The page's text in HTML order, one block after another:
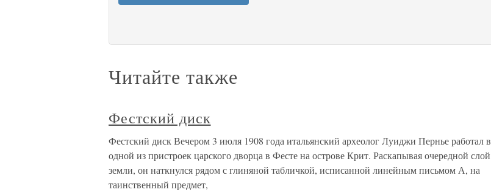
Читайте также
Фестский диск
Фестский диск Вечером 3 июля 1908 года итальянский археолог Луиджи Пернье работал в
одной из пристроек царского дворца в Фесте на острове Крит. Раскапывая очередной слой
земли, он наткнулся рядом с глиняной табличкой, исписанной линейным письмом А, на
таинственный предмет,